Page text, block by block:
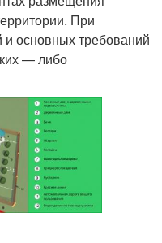
При
основных требований
— либо